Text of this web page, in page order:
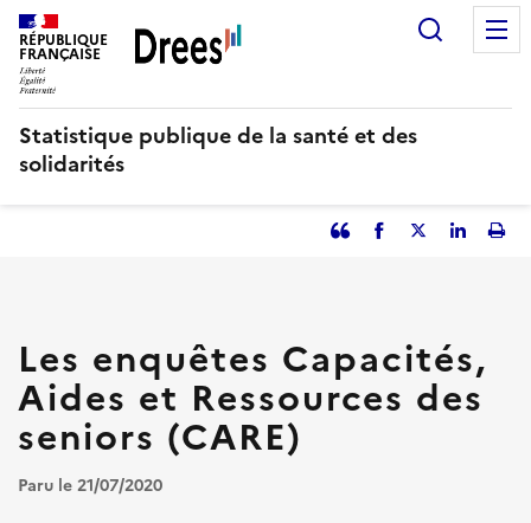
Aller
au
contenu
principal
RÉPUBLIQUE
FRANÇAISE
Statistique publique de la santé et des
solidarités
Partager
citation
Facebook
Partager
Partager
Les enquêtes Capacités,
Aides et Ressources des
seniors (CARE)
Paru le 21/07/2020